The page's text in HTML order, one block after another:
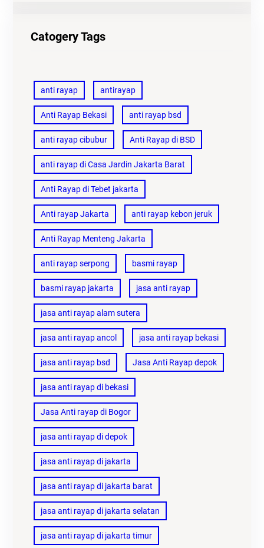
Catogery Tags
anti rayap antirayap
Anti Rayap Bekasi anti rayap bsd
anti rayap cibubur Anti Rayap di BSD
anti rayap di Casa Jardin Jakarta Barat
Anti Rayap di Tebet jakarta
Anti rayap Jakarta anti rayap kebon jeruk
Anti Rayap Menteng Jakarta
anti rayap serpong basmi rayap
basmi rayap jakarta jasa anti rayap
jasa anti rayap alam sutera
jasa anti rayap ancol jasa anti rayap bekasi
jasa anti rayap bsd Jasa Anti Rayap depok
jasa anti rayap di bekasi
Jasa Anti rayap di Bogor
jasa anti rayap di depok
jasa anti rayap di jakarta
jasa anti rayap di jakarta barat
jasa anti rayap di jakarta selatan
jasa anti rayap di jakarta timur